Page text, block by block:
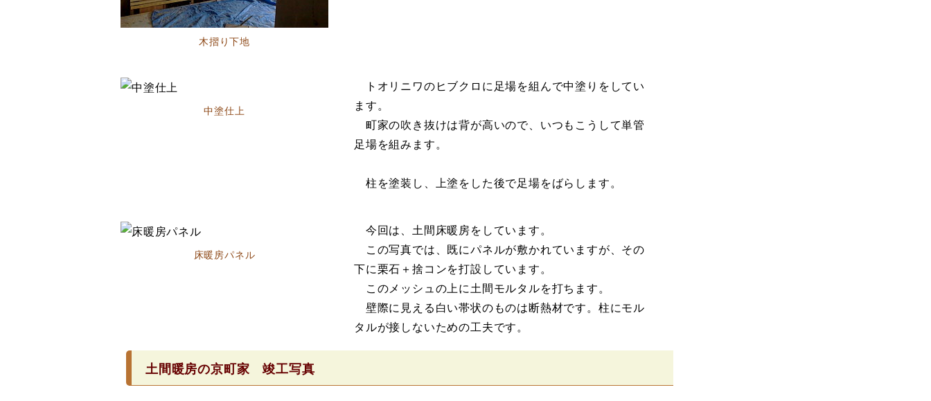
木摺り下地
中塗仕上
トオリニワのヒブクロに足場を組んで中塗りをしてい
ます。
町家の吹き抜けは背が高いので、いつもこうして単管
足場を組みます。
柱を塗装し、上塗をした後で足場をばらします。
床暖房パネル
今回は、土間床暖房をしています。
この写真では、既にパネルが敷かれていますが、その
下に栗石＋捨コンを打設しています。
このメッシュの上に土間モルタルを打ちます。
壁際に見える白い帯状のものは断熱材です。柱にモル
タルが接しないための工夫です。
土間暖房の京町家 竣工写真